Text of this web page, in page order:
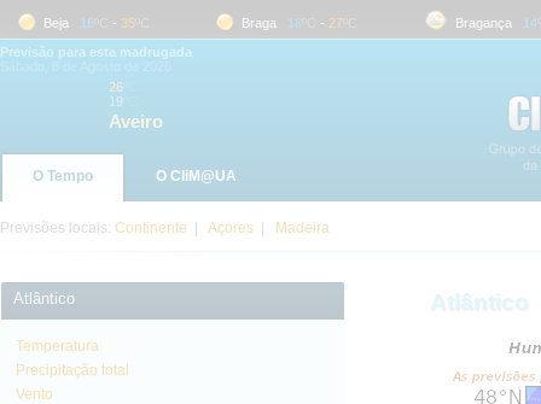
Beja 16 ºC- 35 ºC Braga 18 ºC- 27 ºC Bragança 14 ºC
Previsão para esta madrugada
26
19
Aveiro
O Tempo O CliM@UA
Previsões locais: Continente Açores Madeira
Atlântico
Temperatura
Precipitação total
Vento
Atlântico